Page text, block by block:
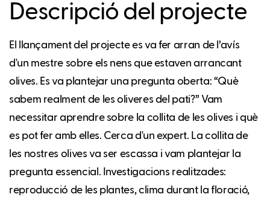
Descripció del projecte
El llançament del projecte es va fer arran de l’avís
d'un mestre sobre els nens que estaven arrancant
olives. Es va plantejar una pregunta oberta: “Què
sabem realment de les oliveres del pati?” Vam
necessitar aprendre sobre la collita de les olives i què
es pot fer amb elles. Cerca d'un expert. La collita de
les nostres olives va ser escassa i vam plantejar la
pregunta essencial. Investigacions realitzades:
reproducció de les plantes, clima durant la floració,